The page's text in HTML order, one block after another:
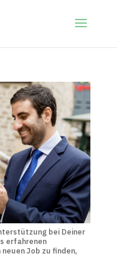
bei Deiner
erfahrenen
Job zu finden,